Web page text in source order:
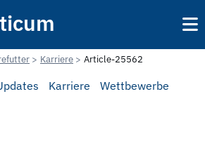
Karriere Article-25562
Karriere
Wettbewerbe